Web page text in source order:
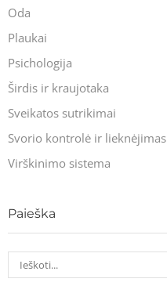
Oda
Plaukai
Psichologija
Širdis ir kraujotaka
Sveikatos sutrikimai
Svorio kontrolė ir lieknėjimas
Virškinimo sistema
Paieška